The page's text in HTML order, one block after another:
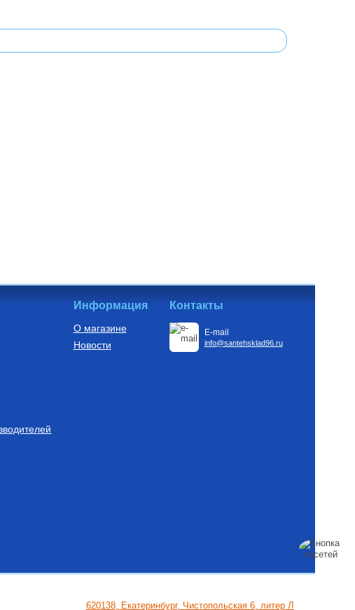
Информация
О магазине
Новости
Контакты
E-mail
info@santehsklad96.ru
620138, Екатеринбург, Чистопольская 6, литер Л